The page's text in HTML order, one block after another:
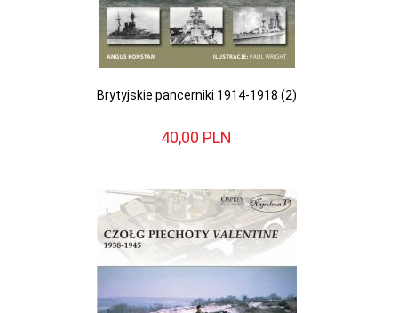
Brytyjskie pancerniki 1914-1918 (2)
40,00 PLN